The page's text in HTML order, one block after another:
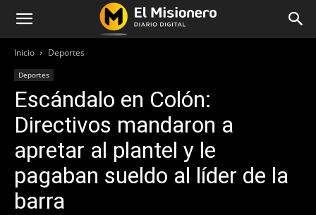
Inicio Deportes
Deportes
Escándalo en Colón:
Directivos mandaron a
apretar al plantel y le
pagaban sueldo al líder de la
barra